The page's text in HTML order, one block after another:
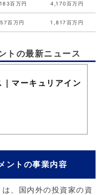
百万円 4,170百万円
百万円 1,817百万円
トの最新ニュース
マーキュリアイン
ントの事業内容
、国内外の投資家の資